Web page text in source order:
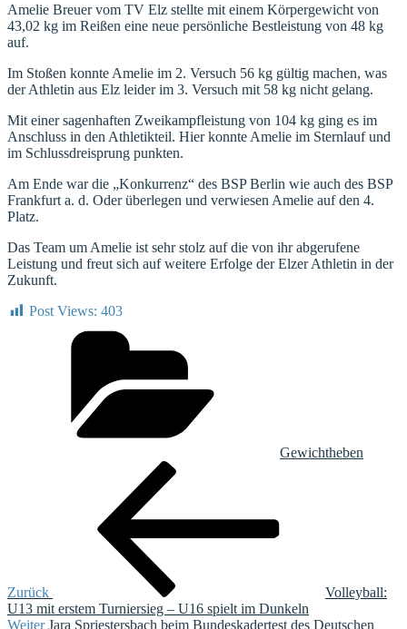
Amelie Breuer vom TV Elz stellte mit einem Körpergewicht von
43,02 kg im Reißen eine neue persönliche Bestleistung von 48 kg
auf.
Im Stoßen konnte Amelie im 2. Versuch 56 kg gültig machen, was
der Athletin aus Elz leider im 3. Versuch mit 58 kg nicht gelang.
Mit einer sagenhaften Zweikampfleistung von 104 kg ging es im
Anschluss in den Athletikteil. Hier konnte Amelie im Sternlauf und
im Schlussdreisprung punkten.
Am Ende war die „Konkurrenz“ des BSP Berlin wie auch des BSP
Frankfurt a. d. Oder überlegen und verwiesen Amelie auf den 4.
Platz.
Das Team um Amelie ist sehr stolz auf die von ihr abgerufene
Leistung und freut sich auf weitere Erfolge der Elzer Athletin in der
Zukunft.
Post Views: 403
Gewichtheben
Beitragsnavigation
Zurück
Volleyball:
U13 mit erstem Turniersieg – U16 spielt im Dunkeln
Nächster
Weiter Jara Spriestersbach beim Bundeskadertest des Deutschen